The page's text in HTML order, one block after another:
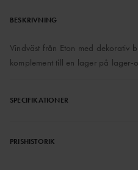
BESKRIVNING
Vindväst från Eton med dekorativ
komplement till en lager på lager-
SPECIFIKATIONER
PRISHISTORIK